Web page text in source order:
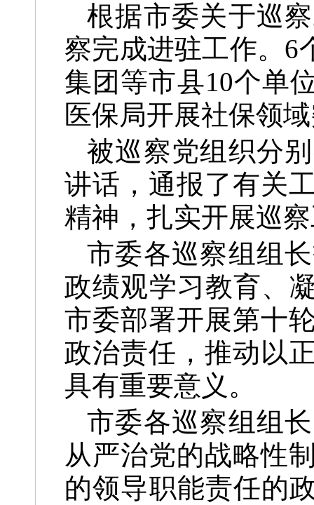
根据市委关于巡
察完成进驻工作。 6
集团等市县10个单
医保局开展社保领
被巡察党组织分
讲话，通报了有关
精神，扎实开展巡
市委各巡察组组
政绩观学习教育、
市委部署开展第十
政治责任，推动以
具有重要意义。
市委各巡察组组
从严治党的战略性
的领导职能责任的